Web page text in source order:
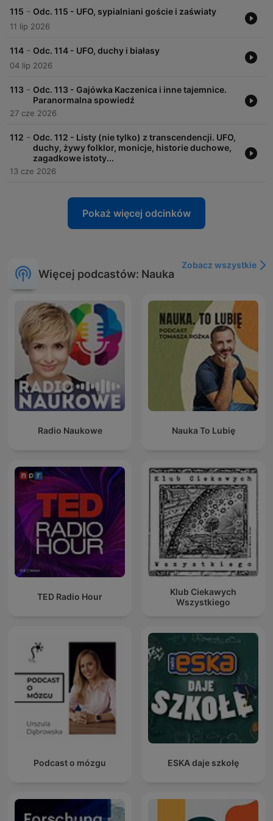
115 - Odc. 115 - UFO, sypialniani goście i zaświaty
11 lip 2026
114 - Odc. 114 - UFO, duchy i białasy
04 lip 2026
113 - Odc. 113 - Gajówka Kaczenica i inne tajemnice.
Paranormalna spowiedź
27 cze 2026
112 - Odc. 112 - Listy (nie tylko) z transcendencji. UFO,
duchy, żywy folklor, monicje, historie duchowe,
zagadkowe istoty...
13 cze 2026
Pokaż więcej odcinków
Więcej podcastów: Nauka
Zobacz wszystkie
Radio Naukowe Nauka To Lubię
TED Radio Hour
Klub Ciekawych
Wszystkiego
Podcast o mózgu ESKA daje szkołę